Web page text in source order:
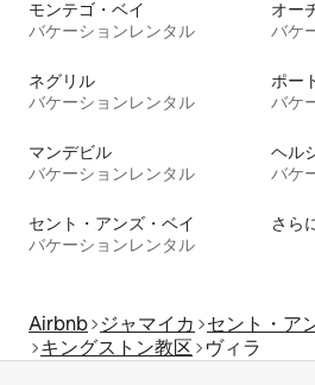
モンテゴ・ベイ
バケーションレンタル
オー
バケ
ネグリル
バケーションレンタル
ポー
バケ
マンデビル
バケーションレンタル
ヘル
バケ
セント・アンズ・ベイ
バケーションレンタル
さら
Airbnb ジャマイカ
セント・ア
キングストン教区
ヴィラ